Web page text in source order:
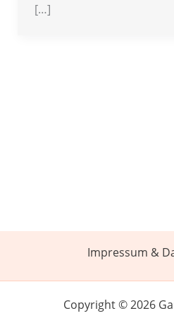
[…]
Impressum &
Copyright © 2026